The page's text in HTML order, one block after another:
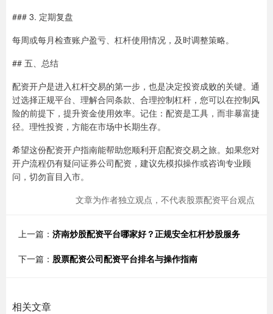
### 3. 定期复盘
每周或每月检查账户盈亏、杠杆使用情况，及时调整策略。
## 五、总结
配资开户是进入杠杆交易的第一步，也是决定投资成败的关键。通
过选择正规平台、理解合同条款、合理控制杠杆，您可以在控制风
险的前提下，提升资金使用效率。记住：配资是工具，而非暴富捷
径。理性投资，方能在市场中长期生存。
希望这份配资开户指南能帮助您顺利开启配资交易之旅。如果您对
开户流程仍有疑问证券公司配资，建议先模拟操作或咨询专业顾
问，切勿盲目入市。
文章为作者独立观点，不代表股票配资平台观点
上一篇： 济南炒股配资平台哪家好？正规安全杠杆炒股服务
下一篇： 股票配资公司配资平台排名与操作指南
相关文章